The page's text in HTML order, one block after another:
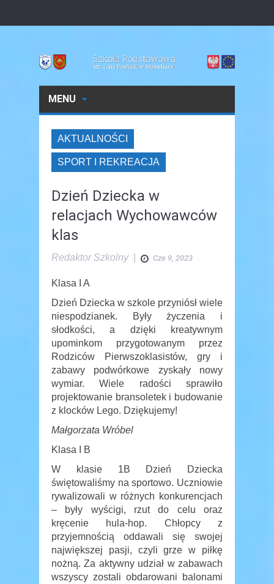
MENU
AKTUALNOŚCI
SPORT I REKREACJA
Dzień Dziecka w
relacjach Wychowawców
klas
Redaktor Szkolny| Cze 9, 2023
Klasa I A
Dzień Dziecka w szkole przyniósł wiele
niespodzianek. Były życzenia i
słodkości, a dzięki kreatywnym
upominkom przygotowanym przez
Rodziców Pierwszoklasistów, gry i
zabawy podwórkowe zyskały nowy
wymiar. Wiele radości sprawiło
projektowanie bransoletek i budowanie
z klocków Lego. Dziękujemy!
Małgorzata Wróbel
Klasa I B
W klasie 1B Dzień Dziecka
świętowaliśmy na sportowo. Uczniowie
rywalizowali w różnych konkurencjach
– były wyścigi, rzut do celu oraz
kręcenie hula-hop. Chłopcy z
przyjemnością oddawali się swojej
największej pasji, czyli grze w piłkę
nożną. Za aktywny udział w zabawach
wszyscy zostali obdarowani balonami